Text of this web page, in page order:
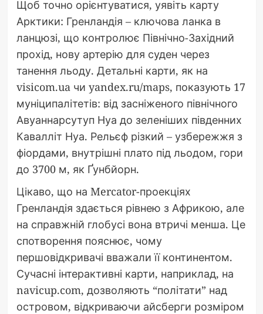
Щоб точно орієнтуватися, уявіть карту
Арктики: Гренландія – ключова ланка в
ланцюзі, що контролює Північно-Західний
прохід, нову артерію для суден через
танення льоду. Детальні карти, як на
visicom.ua чи yandex.ru/maps, показують 17
муніципалітетів: від засніженого північного
Авуаннарсутуп Нуа до зеленіших південних
Кавалліт Нуа. Рельєф різкий – узбережжя з
фіордами, внутрішні плато під льодом, гори
до 3700 м, як Ґунбйорн.
Цікаво, що на Mercator-проекціях
Гренландія здається рівнею з Африкою, але
на справжній глобусі вона втричі менша. Це
спотворення пояснює, чому
першовідкривачі вважали її континентом.
Сучасні інтерактивні карти, наприклад, на
navicup.com, дозволяють “політати” над
островом, відкриваючи айсберги розміром